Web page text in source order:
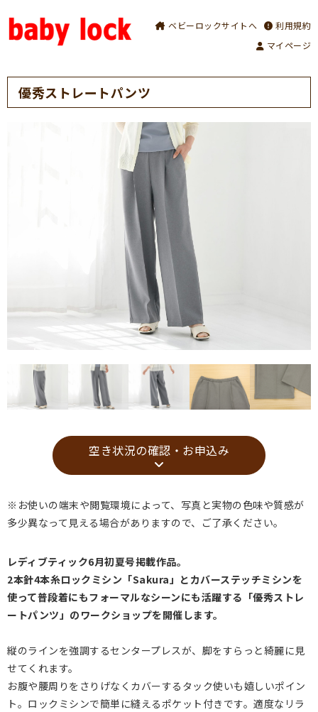
ベビーロックサイトへ
利用規約
マイページ
優秀ストレートパンツ
空き状況の確認・お申込み
※お使いの端末や閲覧環境によって、写真と実物の色味や質感が
多少異なって見える場合がありますので、ご了承ください。
レディブティック6月初夏号掲載作品。
2本針4本糸ロックミシン「Sakura」とカバーステッチミシンを
使って普段着にもフォーマルなシーンにも活躍する「優秀ストレ
ートパンツ」のワークショップを開催します。
縦のラインを強調するセンタープレスが、脚をすらっと綺麗に見
せてくれます。
お腹や腰周りをさりげなくカバーするタック使いも嬉しいポイン
ト。ロックミシンで簡単に縫えるポケット付きです。適度なリラ